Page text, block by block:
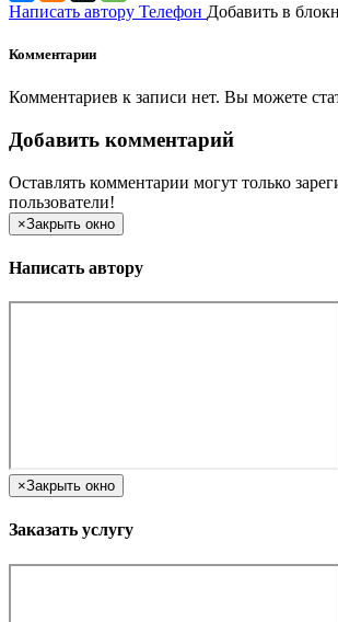
Написать автору Телефон Добавить в
Комментарии
Комментариев к записи нет. Вы можете
Добавить комментарий
Оставлять комментарии могут только
пользователи!
×Закрыть окно
Написать автору
×Закрыть окно
Заказать услугу